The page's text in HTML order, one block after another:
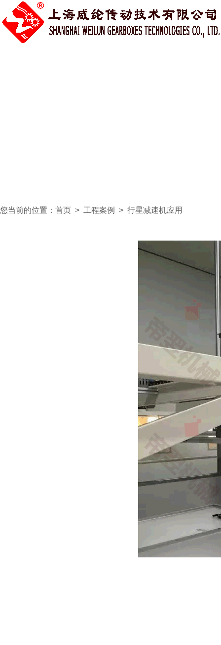
您当前的位置： 首页 > 工程案例 > 行星减速机应用